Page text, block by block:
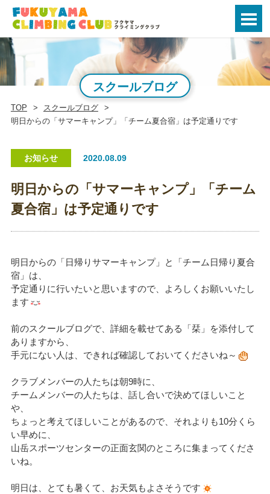
スクールブログ
TOP
スクールブログ
明日からの「サマーキャンプ」「チーム夏合宿」は予定通りです
お知らせ 2020.08.09
明日からの「サマーキャンプ」「チーム
夏合宿」は予定通りです
明日からの「日帰りサマーキャンプ」と「チーム日帰り夏合
宿」は、
予定通りに行いたいと思いますので、よろしくお願いいたし
ます
前のスクールブログで、詳細を載せてある「栞」を添付して
ありますから、
手元にない人は、できれば確認しておいてくださいね～
クラブメンバーの人たちは朝9時に、
チームメンバーの人たちは、話し合いで決めてほしいこと
や、
ちょっと考えてほしいことがあるので、それよりも10分くら
い早めに、
山岳スポーツセンターの正面玄関のところに集まってくださ
いね。
明日は、とても暑くて、お天気もよさそうです